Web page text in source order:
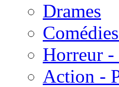
Drames
Horreur
Action -